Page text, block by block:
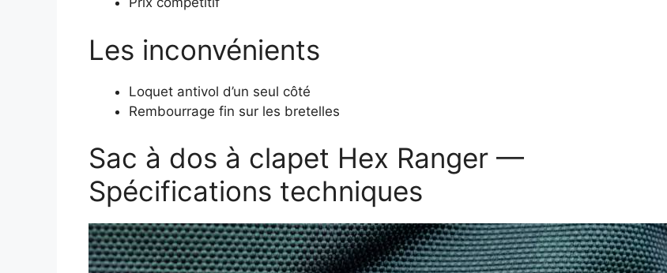
Les inconvénients
Loquet antivol d’un seul côté
Rembourrage fin sur les bretelles
Sac à dos à clapet Hex Ranger —
Spécifications techniques